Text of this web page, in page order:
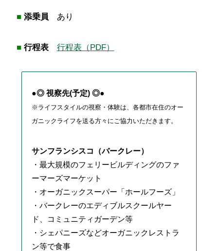
■ 添乗員 あり
■ 行程表 行程表（PDF）
●◎ 視察先(予定) ◎●
※ライフスタイルの視察・体験は、各都市在住のオー
ガニックライフを送る方々にご協力いただきます。
サンフランシスコ（バークレー）
・最大規模のフェリービルディングのファ
ーマーズマーケット
・オーガニックスーパー「ホールフーズ」
・バークレーのエディブルスクールヤー
ド、コミュニティガーデン等
・シェパニーズなどオーガニックレストラ
ン等で食事